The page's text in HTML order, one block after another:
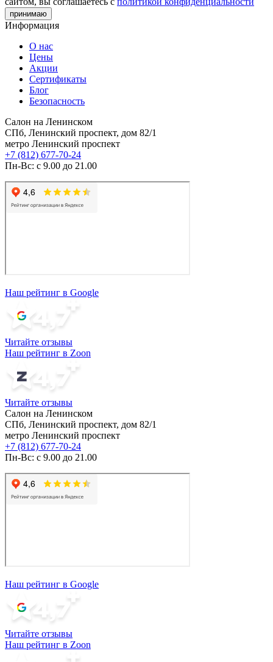
принимаю
Информация
О нас
Цены
Акции
Сертификаты
Блог
Безопасность
Салон на Ленинском
СПб, Ленинский проспект, дом 82/1
метро Ленинский проспект
+7 (812) 677-70-24
Пн-Вс: с 9.00 до 21.00
Наш рейтинг в Google
Читайте отзывы
Наш рейтинг в Zoon
Читайте отзывы
Салон на Ленинском
СПб, Ленинский проспект, дом 82/1
метро Ленинский проспект
+7 (812) 677-70-24
Пн-Вс: с 9.00 до 21.00
Наш рейтинг в Google
Читайте отзывы
Наш рейтинг в Zoon